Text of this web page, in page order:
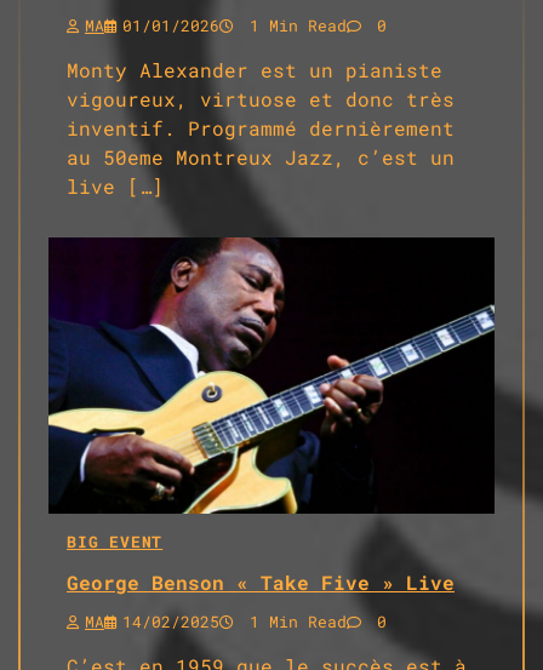
MA 01/01/2026 1 Min Read 0
Monty Alexander est un pianiste
vigoureux, virtuose et donc très
inventif. Programmé dernièrement
au 50eme Montreux Jazz, c’est un
live […]
BIG EVENT
George Benson « Take Five » Live
MA 14/02/2025 1 Min Read 0